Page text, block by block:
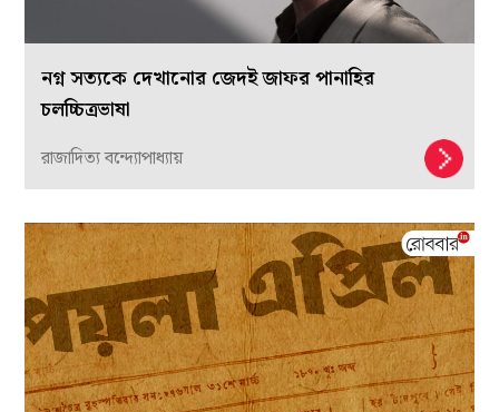
নগ্ন সত্যকে দেখানোর জেদই জাফর পানাহির
চলচ্চিত্রভাষা
রাজাদিত্য বন্দ্যোপাধ্যায়